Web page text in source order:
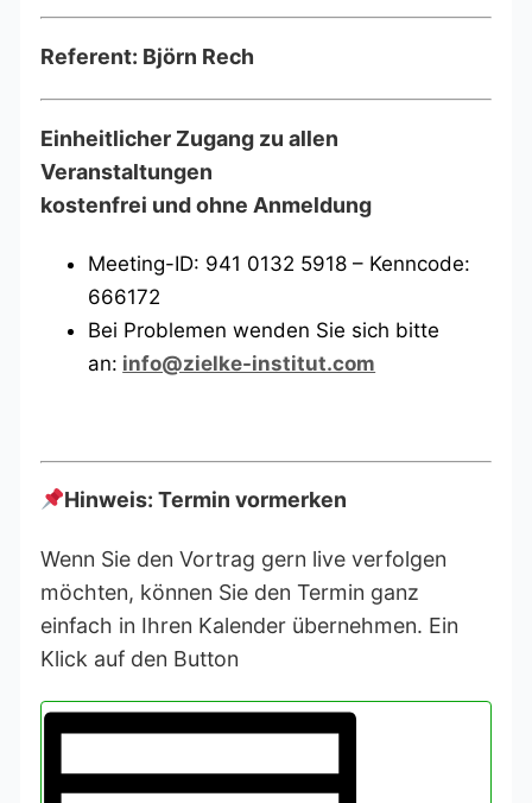
Referent: Björn Rech
Einheitlicher Zugang zu allen
Veranstaltungen
kostenfrei und ohne Anmeldung
Meeting-ID: 941 0132 5918 – Kenncode:
666172
Bei Problemen wenden Sie sich bitte
an: info@zielke-institut.com
Hinweis: Termin vormerken
Wenn Sie den Vortrag gern live verfolgen
möchten, können Sie den Termin ganz
einfach in Ihren Kalender übernehmen. Ein
Klick auf den Button